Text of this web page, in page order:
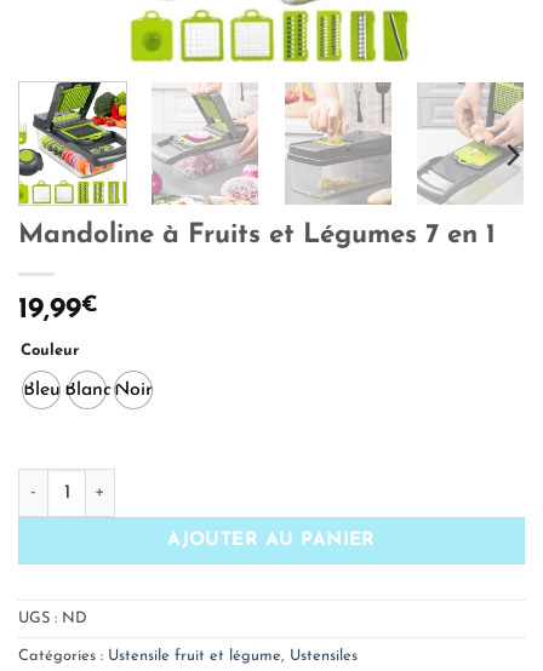
Mandoline à Fruits et Légumes 7 en 1
19,99€
Couleur
Bleu BlancNoir
quantité de Mandoline à Fruits et Légumes 7 en 1
AJOUTER AU PANIER
UGS : ND
Catégories : Ustensile fruit et légume Ustensiles